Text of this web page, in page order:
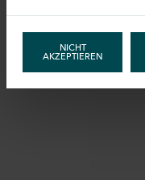
NICHT
AKZEPTIEREN